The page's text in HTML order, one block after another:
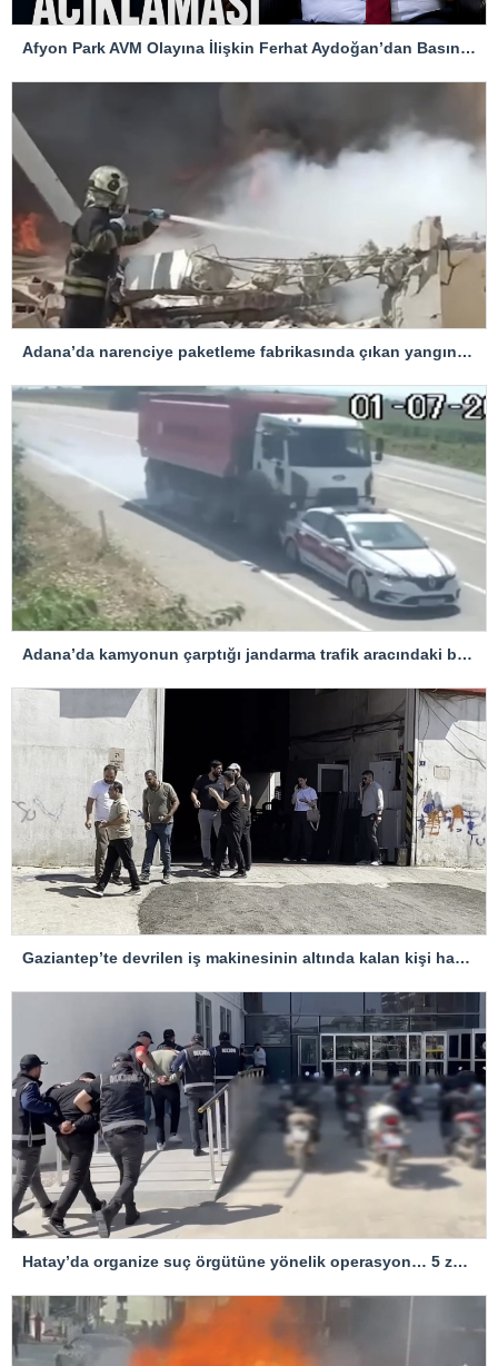
Afyon Park AVM Olayına İlişkin Ferhat Aydoğan’dan Basın Açıklaması
Adana’da narenciye paketleme fabrikasında çıkan yangın kontrol altına alındı
Adana’da kamyonun çarptığı jandarma trafik aracındaki bir personel yaralandı
Gaziantep’te devrilen iş makinesinin altında kalan kişi hayatını kaybetti
Hatay’da organize suç örgütüne yönelik operasyon… 5 zanlı tutuklandı